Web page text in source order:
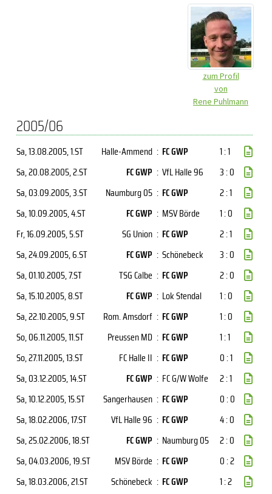
zum Profil
von
Rene Puhlmann
2005/06
Sa, 13.08.2005, 1.ST Halle-Ammend : FC GWP
1 : 1
Sa, 20.08.2005, 2.ST FC GWP : VfL Halle 96
3 : 0
Sa, 03.09.2005, 3.ST Naumburg 05 : FC GWP
2 : 1
Sa, 10.09.2005, 4.ST FC GWP : MSV Börde
1 : 0
Fr, 16.09.2005, 5.ST SG Union : FC GWP
2 : 1
Sa, 24.09.2005, 6.ST FC GWP : Schönebeck
3 : 0
Sa, 01.10.2005, 7.ST TSG Calbe : FC GWP
2 : 0
Sa, 15.10.2005, 8.ST FC GWP : Lok Stendal
1 : 0
Sa, 22.10.2005, 9.ST Rom. Amsdorf : FC GWP
1 : 0
So, 06.11.2005, 11.ST Preussen MD : FC GWP
1 : 1
So, 27.11.2005, 13.ST FC Halle II : FC GWP
0 : 1
Sa, 03.12.2005, 14.ST FC GWP : FC G/W Wolfe
2 : 1
Sa, 10.12.2005, 15.ST Sangerhausen : FC GWP
0 : 0
Sa, 18.02.2006, 17.ST VfL Halle 96 : FC GWP
4 : 0
Sa, 25.02.2006, 18.ST FC GWP : Naumburg 05
2 : 0
Sa, 04.03.2006, 19.ST MSV Börde : FC GWP
0 : 2
Sa, 18.03.2006, 21.ST Schönebeck : FC GWP
1 : 2